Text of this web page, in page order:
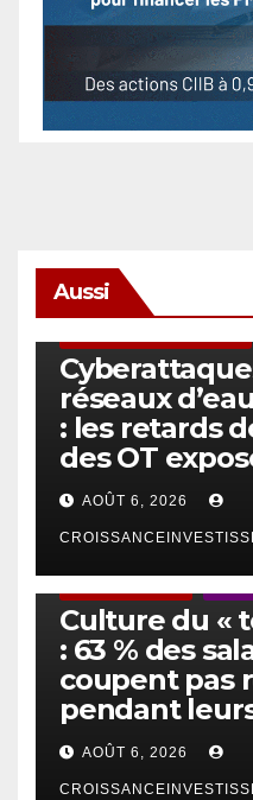
Aussi
réseaux
: les retards
des OT
AOÛT 6, 2026
Culture du «
: 63 % des
coupent pas
pendant
AOÛT 6, 2026